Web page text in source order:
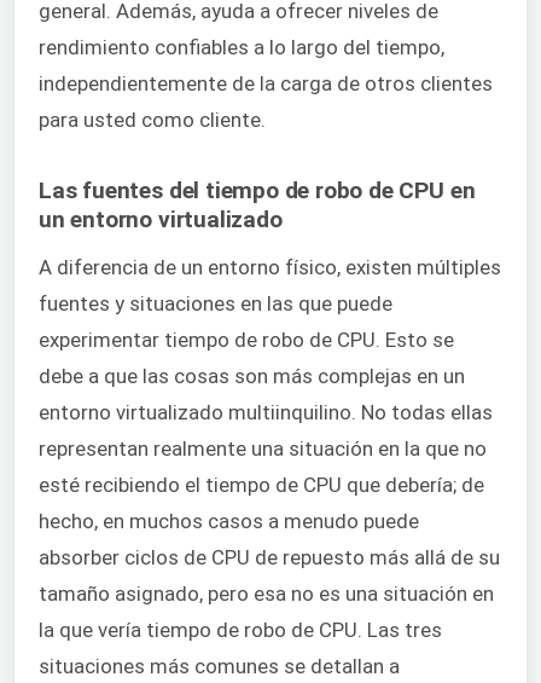
general. Además, ayuda a ofrecer niveles de
rendimiento confiables a lo largo del tiempo,
independientemente de la carga de otros clientes
para usted como cliente.
Las fuentes del tiempo de robo de CPU en
un entorno virtualizado
A diferencia de un entorno físico, existen múltiples
fuentes y situaciones en las que puede
experimentar tiempo de robo de CPU. Esto se
debe a que las cosas son más complejas en un
entorno virtualizado multiinquilino. No todas ellas
representan realmente una situación en la que no
esté recibiendo el tiempo de CPU que debería; de
hecho, en muchos casos a menudo puede
absorber ciclos de CPU de repuesto más allá de su
tamaño asignado, pero esa no es una situación en
la que vería tiempo de robo de CPU. Las tres
situaciones más comunes se detallan a